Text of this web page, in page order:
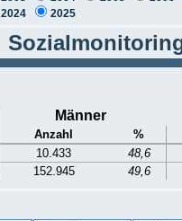
2024 2025
Männer
Anzahl
%
10.433
48,6
152.945 49,6